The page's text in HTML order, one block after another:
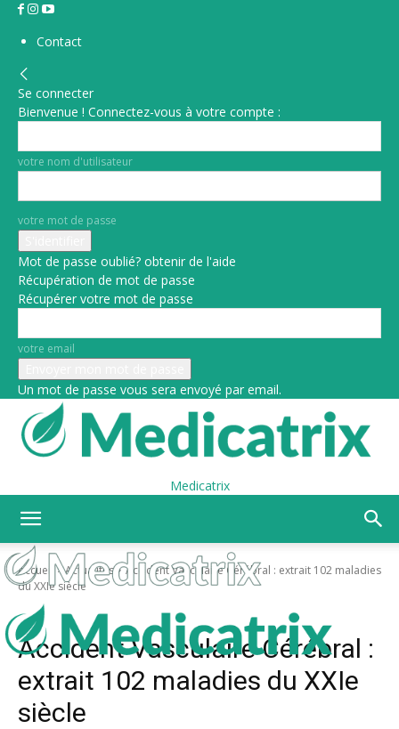
Contact
Se connecter
Bienvenue ! Connectez-vous à votre compte :
votre nom d'utilisateur
votre mot de passe
Mot de passe oublié? obtenir de l'aide
Récupération de mot de passe
Récupérer votre mot de passe
votre email
Un mot de passe vous sera envoyé par email.
Medicatrix
Accueil Actualités
Accident Vasculaire Cérébral : extrait 102 maladies
du XXIe siècle
Actualités Extraits « 102 maladies du XXIe siècle » de J-P. Willem
Accident Vasculaire Cérébral :
extrait 102 maladies du XXIe
siècle